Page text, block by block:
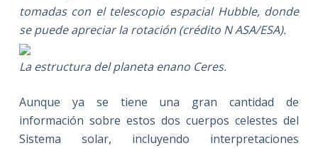
tomadas con el telescopio espacial Hubble, donde
se puede apreciar la rotación (crédito N ASA/ESA).
La estructura del planeta enano Ceres.
Aunque ya se tiene una gran cantidad de
información sobre estos dos cuerpos celestes del
Sistema solar, incluyendo interpretaciones